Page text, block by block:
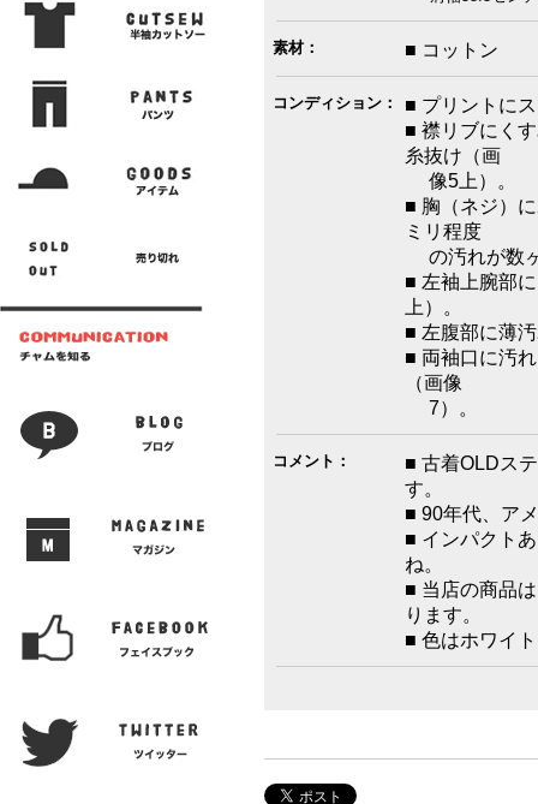
素材： ■ コットン
コンディション：
■ プリントに
■ 襟リブにく
糸抜け（画
像5上）。
■ 胸（ネジ）
ミリ程度
の汚れが数
■ 左袖上腕部
上）。
■ 左腹部に薄
■ 両袖口に汚
（画像
7）。
コメント：
■ 古着OLDス
す。
■ 90年代、ア
■ インパクト
ね。
■ 当店の商品
ります。
■ 色はホワイ